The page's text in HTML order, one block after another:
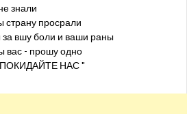
знали
страну просрали
за вшу боли и ваши раны
вас - прошу одно
НАС "